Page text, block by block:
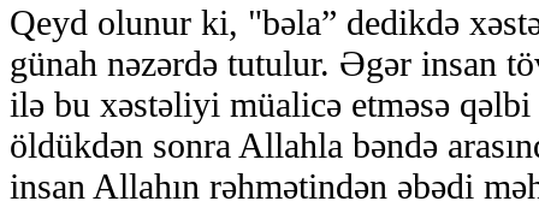
Qeyd olunur ki, "bəla” dedikdə
günah nəzərdə tutulur. Əgər insan
ilə bu xəstəliyi müalicə etməsə
öldükdən sonra Allahla bəndə
insan Allahın rəhmətindən əbədi